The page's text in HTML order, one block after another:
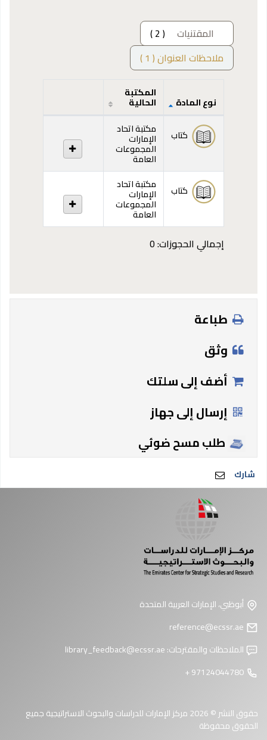
المقتنيات
( 2 )
ملاحظات العنوان ( 1 )
المقتنيات
نوع المادة
المكتبة
الحالية
كتاب مكتبة اتحاد
الإمارات
المجموعات
العامة
كتاب
مكتبة اتحاد
الإمارات
المجموعات
العامة
إجمالي الحجوزات: 0
طباعة
وثق
أضف إلى سلتك
إرسال إلى جهاز
طلب مسح ضوئي
شارك
أبوظبي، الإمارات العربية المتحدة
الملاحظات والمقترحات:library_feedback@ecssr.ae
حقوق النشر © 2026 مركز الإمارات للدراسات والبحوث الاستراتيجية جميع
الحقوق محفوظة